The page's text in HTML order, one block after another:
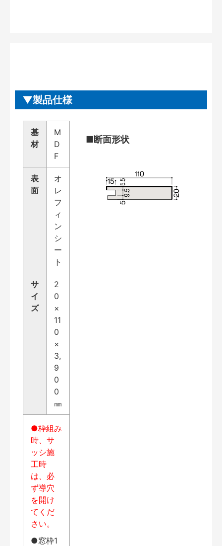
製品仕様
基
材
M
D
F
表
面
オ
レ
フ
ィ
ン
シ
ー
ト
サ
イ
ズ
2
0
×
11
0
×
3,
9
0
0
㎜
●枠組み
時、サ
ッシ施
工時
は、必
ず導穴
を開け
てくだ
さい。
●窓枠1
■断面形状